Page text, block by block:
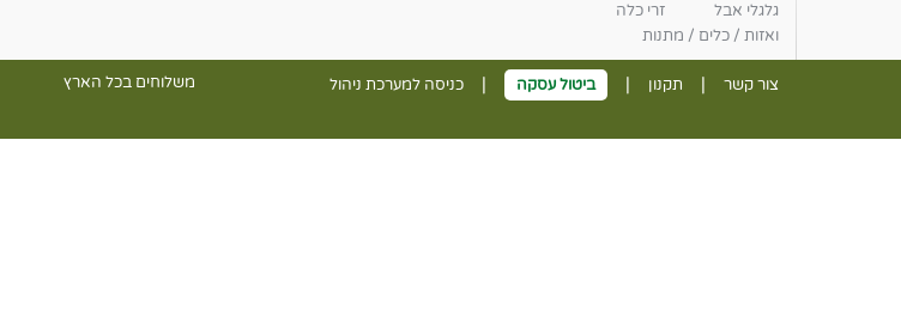
גלגלי אבל
זרי כלה
ואזות / כלים / מתנות
צור קשר | תקנון | ביטול עסקה | כניסה למערכת ניהול משלוחים בכל הארץ